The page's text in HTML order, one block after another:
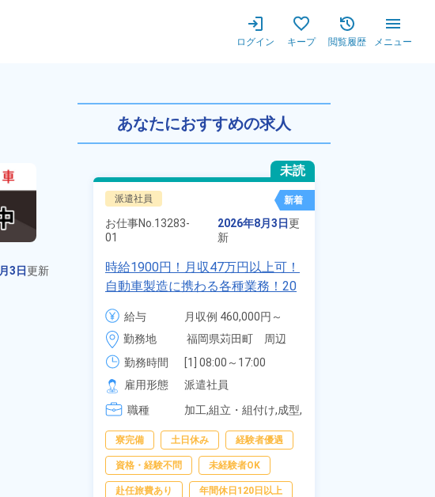
ログイン キープ 閲覧履歴 メニュー
男性スタッフ活躍中！残業＆休
3日更新
あなたにおすすめの求人
3日
人気の
用制度
円
周辺
け
未読
派遣社員 新着
お仕事No. 13283-
01
2026年8月3日更
新
時給1900円！月収47万円以上可！
自動車製造に携わる各種業務！20
代～40代の男女活躍中★ワンルー
ム寮無料！マイカー通勤OK！無料
駐車場あり！赴任旅費会社負担！
社員食堂あり！日払いあり！土日
休み！特別賞与90万円支給！《福
岡県京都郡苅田町》
給与
月収例 460,000円～
480,000円
時給 1,900円～1,900円
勤務地
福岡県苅田町　周辺
勤務時間
[1] 08:00～17:00
[2] 20:00～05:00
[3] 06:30～15:00
[4] 14:30～23:00
雇用形態
派遣社員
職種
加工,組立・組付け,成型,
オペレーター,部品供
給・充填・運搬,検査,物
流・配送
寮完備 土日休み 経験者優遇
資格・経験不問 未経験者OK
赴任旅費あり 年間休日120日以上